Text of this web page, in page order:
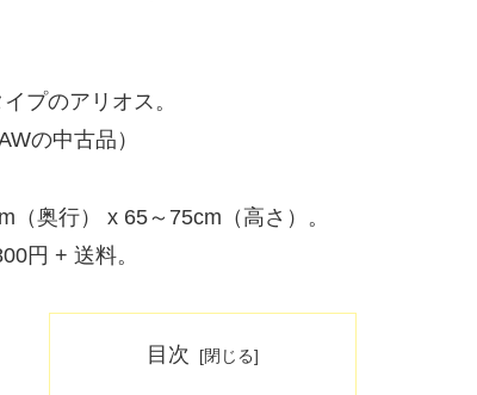
プのアリオス。
の中古品）
奥行） x 65～75cm（高さ）。
円 + 送料。
目次